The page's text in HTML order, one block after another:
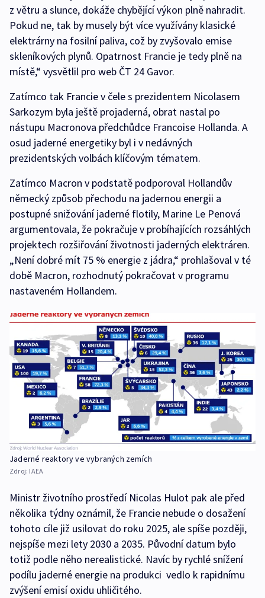
z větru a slunce, dokáže chybějící výkon plně nahradit.
Pokud ne, tak by musely být více využívány klasické
elektrárny na fosilní paliva, což by zvyšovalo emise
skleníkových plynů. Opatrnost Francie je tedy plně na
místě,“ vysvětlil pro web ČT 24 Gavor.
Zatímco tak Francie v čele s prezidentem Nicolasem
Sarkozym byla ještě projaderná, obrat nastal po
nástupu Macronova předchůdce Francoise Hollanda. A
osud jaderné energetiky byl i v nedávných
prezidentských volbách klíčovým tématem.
Zatímco Macron v podstatě podporoval Hollandův
německý způsob přechodu na jadernou energii a
postupné snižování jaderné flotily, Marine Le Penová
argumentovala, že pokračuje v probíhajících rozsáhlých
projektech rozšiřování životnosti jaderných elektráren.
„Není dobré mít 75 % energie z jádra,“ prohlašoval v té
době Macron, rozhodnutý pokračovat v programu
nastaveném Hollandem.
Jaderné reaktory ve vybraných zemích
Zdroj: IAEA
Ministr životního prostředí Nicolas Hulot pak ale před
několika týdny oznámil, že Francie nebude o dosažení
tohoto cíle již usilovat do roku 2025, ale spíše později,
nejspíše mezi lety 2030 a 2035. Původní datum bylo
totiž podle něho nerealistické. Navíc by rychlé snížení
podílu jaderné energie na produkci vedlo k rapidnímu
zvýšení emisí oxidu uhličitého.